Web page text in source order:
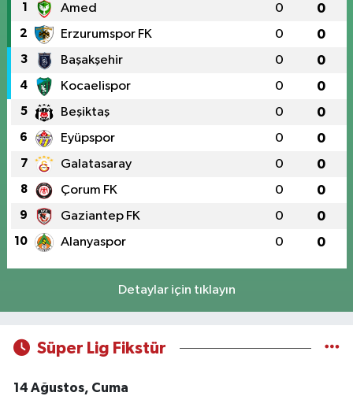
1 Amed 0 0
2 Erzurumspor FK 0 0
3 Başakşehir 0 0
4 Kocaelispor 0 0
5 Beşiktaş 0 0
6 Eyüpspor 0 0
7 Galatasaray 0 0
8 Çorum FK 0 0
9 Gaziantep FK 0 0
10 Alanyaspor 0 0
Detaylar için tıklayın
Süper Lig Fikstür
14 Ağustos, Cuma